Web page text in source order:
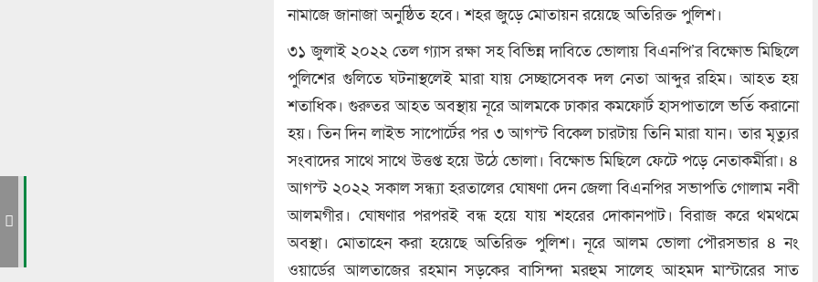
নামাজে জানাজা অনুষ্ঠিত হবে। শহর জুড়ে মোতায়ন রয়েছে অতিরিক্ত পুলিশ।
৩১ জুলাই ২০২২ তেল গ্যাস রক্ষা সহ বিভিন্ন দাবিতে ভোলায় বিএনপি’র বিক্ষোভ মিছিলে
পুলিশের গুলিতে ঘটনাস্থলেই মারা যায় সেচ্ছাসেবক দল নেতা আব্দুর রহিম। আহত হয়
শতাধিক। গুরুতর আহত অবস্থায় নূরে আলমকে ঢাকার কমফোর্ট হাসপাতালে ভর্তি করানো
হয়। তিন দিন লাইভ সাপোর্টের পর ৩ আগস্ট বিকেল চারটায় তিনি মারা যান। তার মৃত্যুর
সংবাদের সাথে সাথে উত্তপ্ত হয়ে উঠে ভোলা। বিক্ষোভ মিছিলে ফেটে পড়ে নেতাকর্মীরা। ৪
আগস্ট ২০২২ সকাল সন্ধ্যা হরতালের ঘোষণা দেন জেলা বিএনপির সভাপতি গোলাম নবী
আলমগীর। ঘোষণার পরপরই বন্ধ হয়ে যায় শহরের দোকানপাট। বিরাজ করে থমথমে
অবস্থা। মোতাহেন করা হয়েছে অতিরিক্ত পুলিশ। নূরে আলম ভোলা পৌরসভার ৪ নং
ওয়ার্ডের আলতাজের রহমান সড়কের বাসিন্দা মরহুম সালেহ আহমদ মাস্টারের সাত